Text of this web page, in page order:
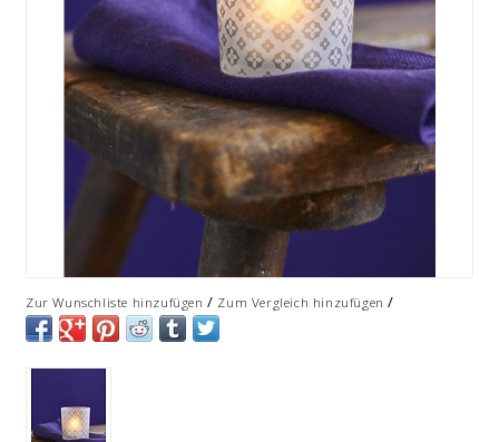
Zur Wunschliste hinzufügen / Zum Vergleich hinzufügen /